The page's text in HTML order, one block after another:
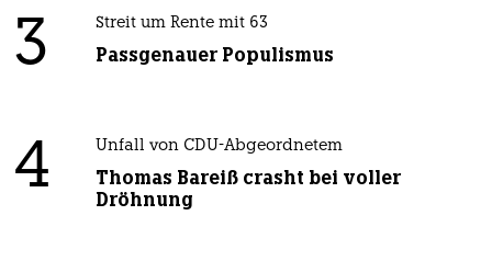
3 Streit um Rente mit 63
Passgenauer Populismus
4 Unfall von CDU-Abgeordnetem
Thomas Bareiß crasht bei voller
Dröhnung